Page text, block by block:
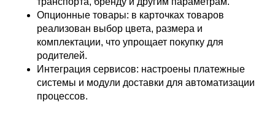
Опционные товары: в карточках товаров
реализован выбор цвета, размера и
комплектации, что упрощает покупку для
родителей.
Интеграция сервисов: настроены платежные
системы и модули доставки для автоматизации
процессов.